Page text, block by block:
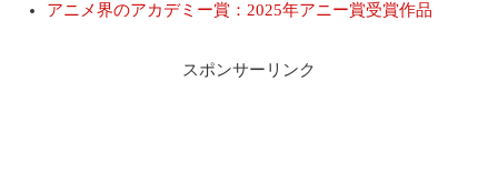
アニメ界のアカデミー賞：2025年アニー賞受賞作品
スポンサーリンク